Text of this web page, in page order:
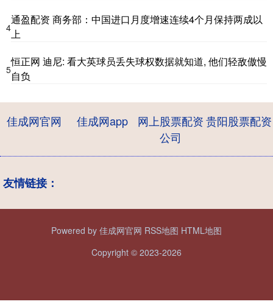
4
通盈配资 商务部：中国进口月度增速连续4个月保持两成以
上
5
恒正网 迪尼: 看大英球员丢失球权数据就知道, 他们轻敌傲慢
自负
佳成网官网 佳成网app
网上股票配资
公司
贵阳股票配资
友情链接：
Powered by 佳成网官网 RSS地图 HTML地图
Copyright © 2023-2026